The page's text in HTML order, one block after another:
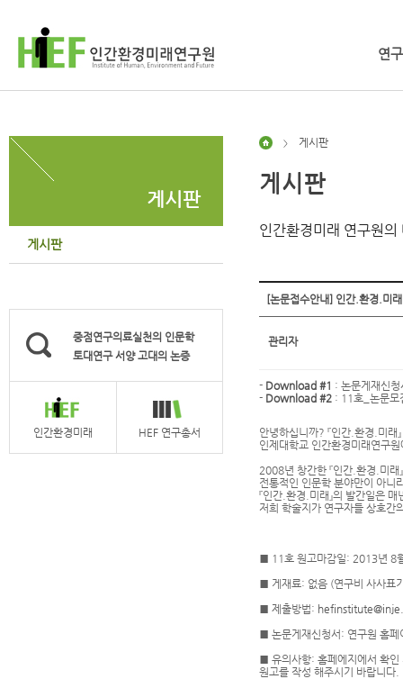
연
게시판
게시판
중점연구의료실천의 인문학
토대연구 서양 고대의 논증
인간환경미래 HEF 연구총서
> 게시판
게시판
인간환경미래 연구원
[논문접수안내] 인간.환경.미
관리자
- Download #1 : 논문게재신
- Download #2 : 11호_논문
안녕하십니까? 『인간.환경.미래
인제대학교 인간환경미래연구
2008년 창간한 『인간.환경.미
전통적인 인문학 분야만이 아니
『인간.환경.미래』의 발간일은
저희 학술지가 연구자들 상호간
■ 11호 원고마감일: 2013년 8
■ 게재료: 없음 (연구비 사사표
■ 제출방법:
■ 논문게재신청서: 연구원 홈페
■ 유의사항: 홈페에지에서 확인
원고를 작성 해주시기 바랍니다.